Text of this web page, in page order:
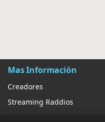
Mas Información
Creadores
Streaming Raddios